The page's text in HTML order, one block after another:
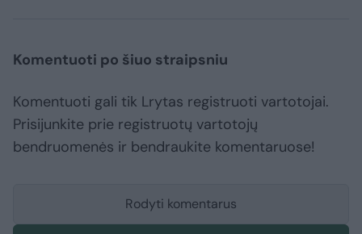
Komentuoti po šiuo straipsniu
Komentuoti gali tik Lrytas registruoti vartotojai.
Prisijunkite prie registruotų vartotojų
bendruomenės ir bendraukite komentaruose!
Rodyti komentarus